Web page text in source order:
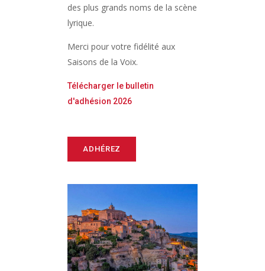
des plus grands noms de la scène
lyrique.
Merci pour votre fidélité aux
Saisons de la Voix.
Télécharger le bulletin
d'adhésion 2026
ADHÉREZ